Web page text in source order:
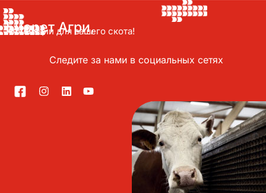
Биорет Агри,
Инновации для вашего скота!
Следите за нами в социальных сетях